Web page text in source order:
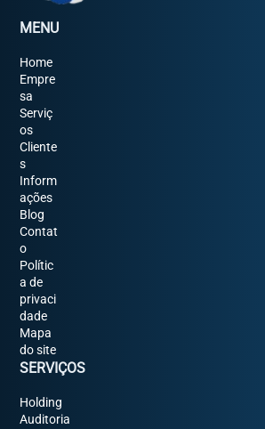
MENU
Home
Empre
sa
Serviç
os
Cliente
s
Inform
ações
Blog
Contat
o
Polític
a de
privaci
dade
Mapa
do site
SERVIÇOS
Holding
Auditoria